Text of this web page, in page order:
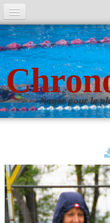
A la Une
Entrainements
La revue
Les numéros
Photos▼
Evènements ▼
Nager pour le